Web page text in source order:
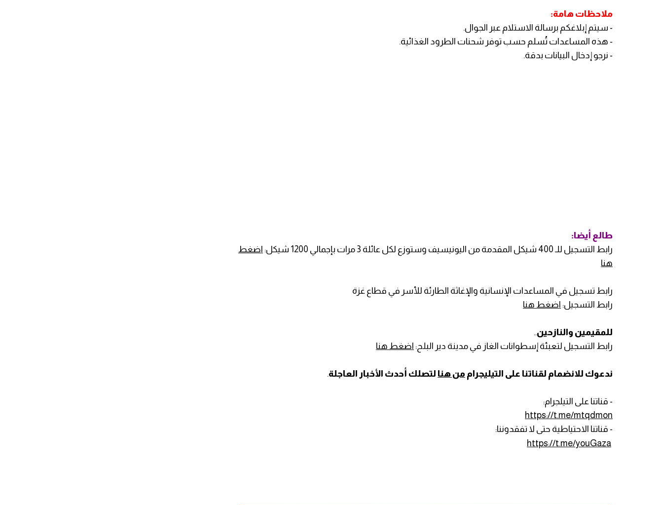
ملاحظات هامة:
- سيتم إبلاغكم برسالة الاستلام عبر الجوال.
- هذه المساعدات تُسلم حسب توفر شحنات الطرود الغذائية.
- نرجو إدخال البيانات بدقة.
طالع أيضا:
رابط التسجيل للـ 400 شيكل المقدمة من اليونيسيف وستوزع لكل عائلة 3 مرات بإجمالي 1200 شيكل:
اضغط
هنا
رابط تسجيل في المساعدات الإنسانية والإغاثة الطارئة للأسر في قطاع غزة
رابط التسجيل: اضغط هنا
للمقيمين والنازحين..
رابط التسجيل لتعبئة إسطوانات الغاز في مدينة دير البلح: اضغط هنا
ندعوك للانضمام لقناتنا على التيليجرام من هنا لتصلك أحدث الأخبار العاجلة.
- قناتنا على التيلجرام:
https://t.me/mtqdmon
- قناتنا الاحتياطية حتى لا تفقدوننا:
https://t.me/youGaza